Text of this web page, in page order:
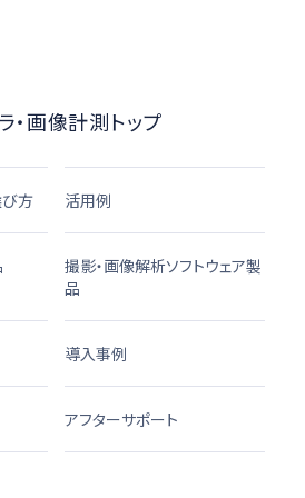
・画像計測トップ
び方 活用例
撮影・画像解析ソフトウェア製
品
導入事例
アフターサポート